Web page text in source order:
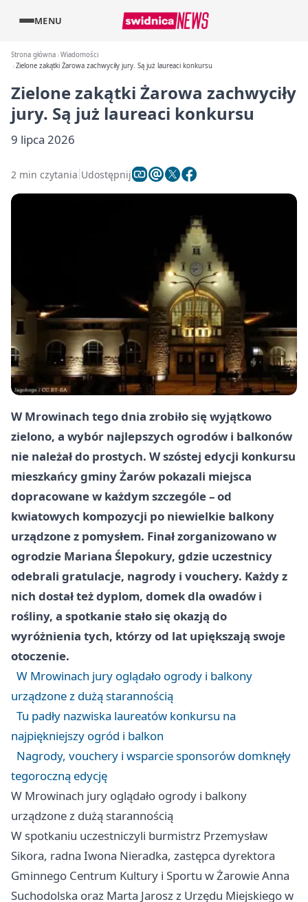
MENU
Strona główna Wiadomości
Zielone zakątki Żarowa zachwyciły jury. Są już laureaci konkursu
Zielone zakątki Żarowa zachwyciły
jury. Są już laureaci konkursu
9 lipca 2026
2 min czytania Udostępnij
W Mrowinach tego dnia zrobiło się wyjątkowo
zielono, a wybór najlepszych ogrodów i balkonów
nie należał do prostych. W szóstej edycji konkursu
mieszkańcy gminy Żarów pokazali miejsca
dopracowane w każdym szczególe – od
kwiatowych kompozycji po niewielkie balkony
urządzone z pomysłem. Finał zorganizowano w
ogrodzie Mariana Ślepokury, gdzie uczestnicy
odebrali gratulacje, nagrody i vouchery. Każdy z
nich dostał też dyplom, domek dla owadów i
rośliny, a spotkanie stało się okazją do
wyróżnienia tych, którzy od lat upiększają swoje
otoczenie.
W Mrowinach jury oglądało ogrody i balkony
urządzone z dużą starannością
Tu padły nazwiska laureatów konkursu na
najpiękniejszy ogród i balkon
Nagrody, vouchery i wsparcie sponsorów domknęły
tegoroczną edycję
W Mrowinach jury oglądało ogrody i balkony
urządzone z dużą starannością
W spotkaniu uczestniczyli burmistrz Przemysław
Sikora, radna Iwona Nieradka, zastępca dyrektora
Gminnego Centrum Kultury i Sportu w Żarowie Anna
Suchodolska oraz Marta Jarosz z Urzędu Miejskiego w